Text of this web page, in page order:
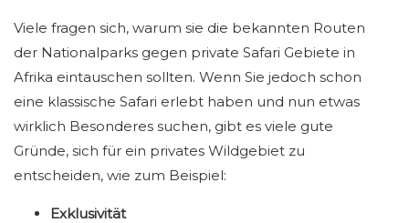
Viele fragen sich, warum sie die bekannten Routen
der Nationalparks gegen private Safari Gebiete in
Afrika eintauschen sollten. Wenn Sie jedoch schon
eine klassische Safari erlebt haben und nun etwas
wirklich Besonderes suchen, gibt es viele gute
Gründe, sich für ein privates Wildgebiet zu
entscheiden, wie zum Beispiel:
Exklusivität